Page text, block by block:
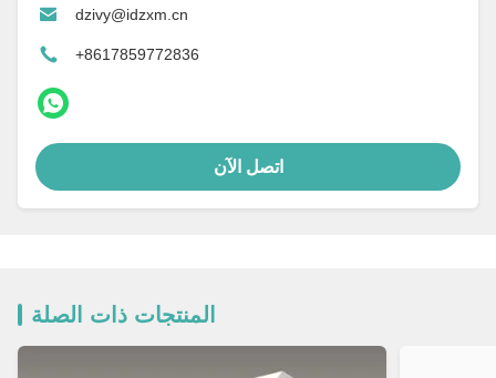
dzivy@idzxm.cn
+8617859772836
اتصل الآن
المنتجات ذات الصلة